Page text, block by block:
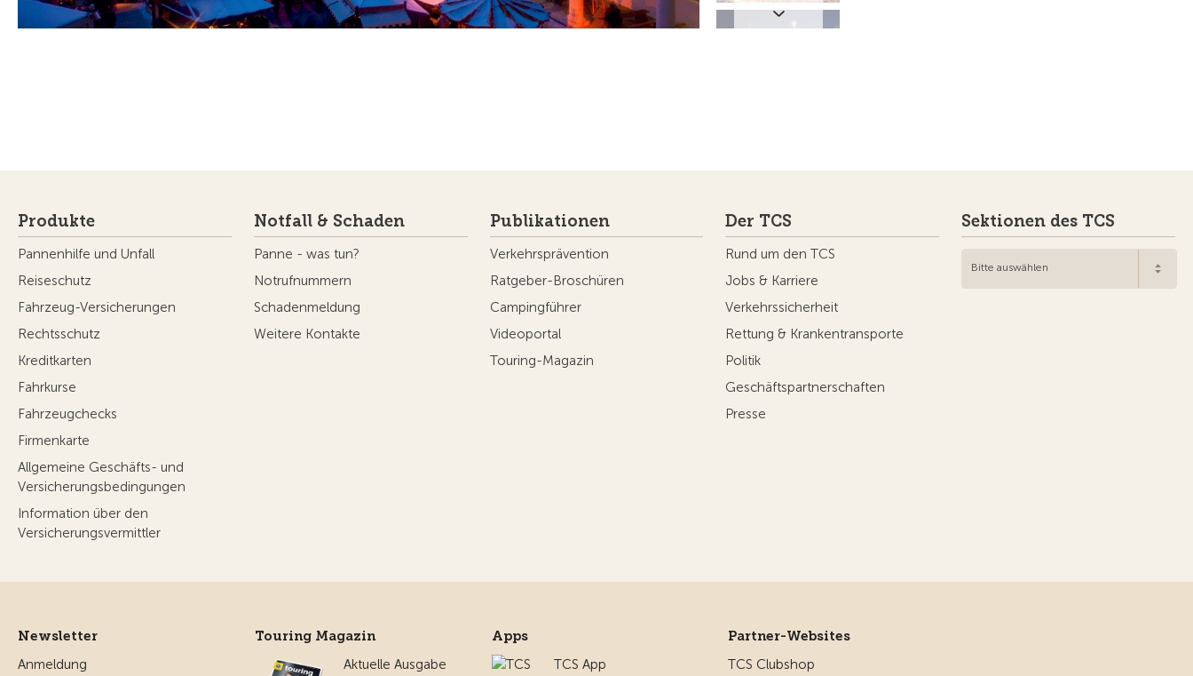
Produkte
Pannenhilfe und Unfall
Reiseschutz
Fahrzeug-Versicherungen
Rechtsschutz
Kreditkarten
Fahrkurse
Fahrzeugchecks
Firmenkarte
Allgemeine Geschäfts- und
Versicherungsbedingungen
Information über den
Versicherungsvermittler
Notfall & Schaden
Panne - was tun?
Notrufnummern
Schadenmeldung
Weitere Kontakte
Publikationen
Verkehrsprävention
Ratgeber-Broschüren
Campingführer
Videoportal
Touring-Magazin
Der TCS
Rund um den TCS
Jobs & Karriere
Verkehrssicherheit
Rettung & Krankentransporte
Politik
Geschäftspartnerschaften
Presse
Sektionen des TCS
Bitte auswählen
Newsletter
Anmeldung
Touring Magazin
Aktuelle Ausgabe
Apps
TCS App
Partner-Websites
TCS Clubshop